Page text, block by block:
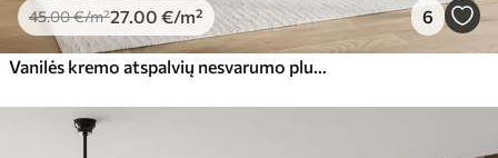
45.00€/m²27.00 €/m² 6
Vanilės kremo atspalvių nesvarumo plunksnos